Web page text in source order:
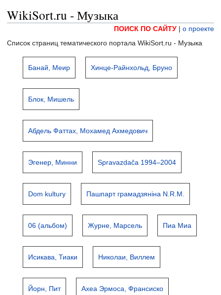
WikiSort.ru - Музыка
ПОИСК ПО САЙТУ | о проекте
Список страниц тематического портала WikiSort.ru - Музыка
Банай, Меир Хинце-Райнхольд, Бруно
Блок, Мишель
Абдель Фаттах, Мохамед Ахмедович
Эгенер, Минни Spravazdača 1994–2004
Dom kultury Пашпарт грамадзяніна N.R.M.
06 (альбом) Журне, Марсель Пиа Миа
Исикава, Тиаки Николаи, Виллем
Йорн, Пит Ахеа Эрмоса, Франсиско